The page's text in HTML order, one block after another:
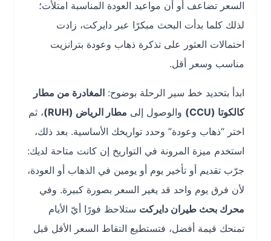
السعر تضاعف أو أن مواعيد العودة المناسبة امتلأت؛
لذلك كلما بدأت البحث مبكرًا عبر دايركت، زادت
احتمالات العثور على تذكرة ذهاب وعودة بترانزيت
مناسب وسعر أقل.
ابدأ بتحديد خط سير الرحلة بوضوح:المغادرة من مطار
كالكوتا (CCU)
والوصول إلى مطار الرياض (RUH)
، ثم
اختر “ذهاب وعودة” وحدد تواريخك الأساسية. بعد ذلك،
استخدم ميزة المرونة في التواريخ إن كانت متاحة لديك:
جرّب تقديم أو تأخير يوم أو يومين في الذهاب أو العودة،
لأن فرق يوم واحد قد يغير السعر بصورة كبيرة. وفي
محرك بحث طيران دايركتستلاحظ فورًا أيّ الأيام
تمنحك قيمة أفضل، فتستطيع التقاط السعر الأقل قبل